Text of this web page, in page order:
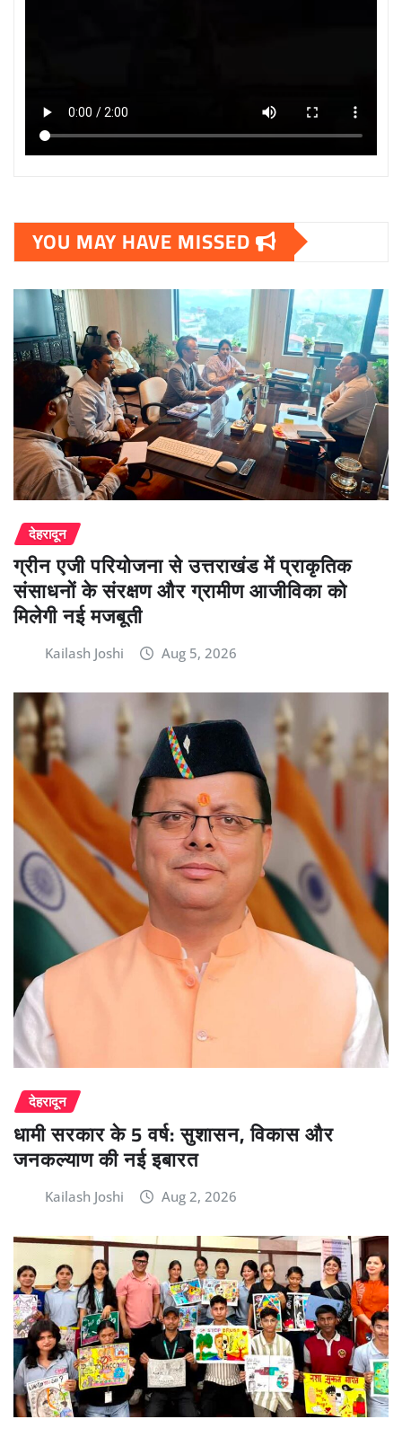
YOU MAY HAVE MISSED
देहरादून
ग्रीन एजी परियोजना से उत्तराखंड में प्राकृतिक
संसाधनों के संरक्षण और ग्रामीण आजीविका को
मिलेगी नई मजबूती
Kailash Joshi Aug 5, 2026
देहरादून
धामी सरकार के 5 वर्ष: सुशासन, विकास और
जनकल्याण की नई इबारत
Kailash Joshi Aug 2, 2026